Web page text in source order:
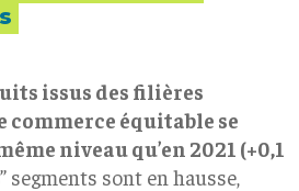
issus des filières
équitable se
niveau qu’en 2021 (+0,1
segments sont en hausse,